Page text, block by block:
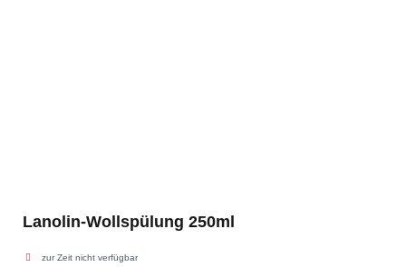
Lanolin-Wollspülung 250ml
zur Zeit nicht verfügbar